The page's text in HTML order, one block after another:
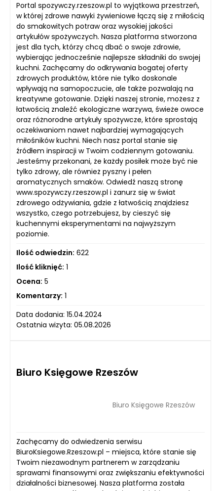
Portal spozywczy.rzeszow.pl to wyjątkowa przestrzeń,
w której zdrowe nawyki żywieniowe łączą się z miłością
do smakowitych potraw oraz wysokiej jakości
artykułów spożywczych. Nasza platforma stworzona
jest dla tych, którzy chcą dbać o swoje zdrowie,
wybierając jednocześnie najlepsze składniki do swojej
kuchni. Zachęcamy do odkrywania bogatej oferty
zdrowych produktów, które nie tylko doskonale
wpływają na samopoczucie, ale także pozwalają na
kreatywne gotowanie. Dzięki naszej stronie, możesz z
łatwością znaleźć ekologiczne warzywa, świeże owoce
oraz różnorodne artykuły spożywcze, które sprostają
oczekiwaniom nawet najbardziej wymagających
miłośników kuchni. Niech nasz portal stanie się
źródłem inspiracji w Twoim codziennym gotowaniu.
Jesteśmy przekonani, że każdy posiłek może być nie
tylko zdrowy, ale również pyszny i pełen
aromatycznych smaków. Odwiedź naszą stronę
www.spozywczy.rzeszow.pl i zanurz się w świat
zdrowego odżywiania, gdzie z łatwością znajdziesz
wszystko, czego potrzebujesz, by cieszyć się
kuchennymi eksperymentami na najwyższym
poziomie.
Ilość odwiedzin: 622
Ilość kliknięć: 1
Ocena: 5
Komentarzy: 1
Data dodania: 15.04.2024
Ostatnia wizyta: 05.08.2026
Biuro Księgowe Rzeszów
Biuro Księgowe Rzeszów
Zachęcamy do odwiedzenia serwisu
BiuroKsiegowe.Rzeszow.pl – miejsca, które stanie się
Twoim niezawodnym partnerem w zarządzaniu
sprawami finansowymi oraz zwiększaniu efektywności
działalności biznesowej. Nasza platforma została